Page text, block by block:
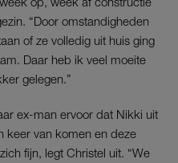
“Door omstandigheden
of ze volledig uit huis ging
Daar heb ik veel moeite
gelegen.”
ex-man ervoor dat Nikki uit
keer van komen en deze
fijn, legt Christel uit. “We